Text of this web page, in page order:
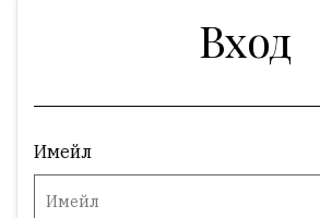
Вход
Имейл